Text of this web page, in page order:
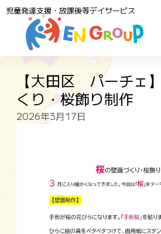
児童発達支援・放課後等デイサービス
【大田区 パーチェ
くり・桜飾り制作
2026年3月17日